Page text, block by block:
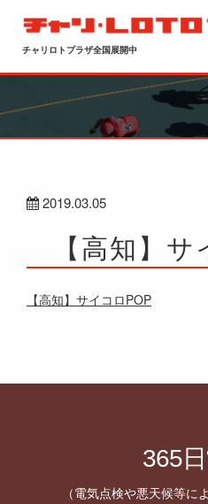
チャリロトプラザ全国展開中
2019.03.05
【高知】
【高知】サイコロPOP
365
（電気点検や悪天候等に